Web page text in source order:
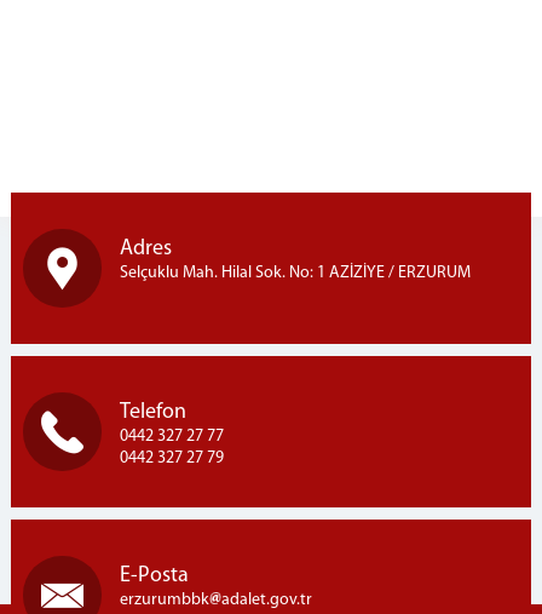
Ceza yargılaması Örnek Bilirkişi Görevlendirme Ara
Hukuk Yargilaması Örnek Bilirkişi Görevlendirme
Ara Kararları
İdari Yargı Örnek Bilirkişi Görevlendirme Ara
Bilirkişilik Temel ve Alt Uzmanlık Alanları
Bilirkişilik Asgari Ücret Tarifesi
Listeler
Güncel Bölge Bilirkişi Listesi
Konkordato Komiser Listesi
Bilirkişi Portal
Adres
Selçuklu Mah. Hilal Sok. No: 1 AZİZİYE / ERZURUM
Telefon
0442 327 27 77
0442 327 27 79
E-Posta
erzurumbbk adalet.gov.tr